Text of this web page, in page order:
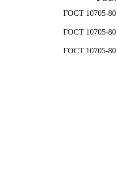
ГОСТ 10705-80
ГОСТ 10705-80
ГОСТ 10705-80